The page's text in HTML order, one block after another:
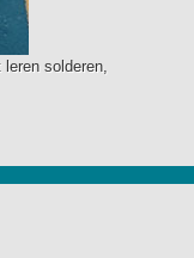
leren solderen,